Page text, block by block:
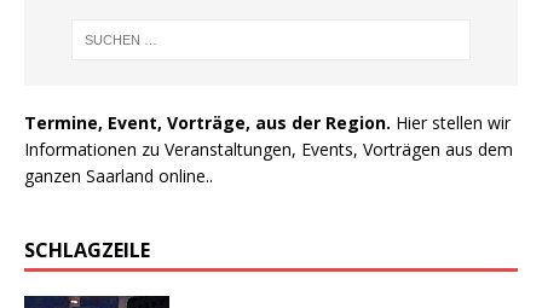
Termine, Event, Vorträge, aus der Region. Hier stellen wir
Informationen zu Veranstaltungen, Events, Vorträgen aus dem
ganzen Saarland online..
SCHLAGZEILE